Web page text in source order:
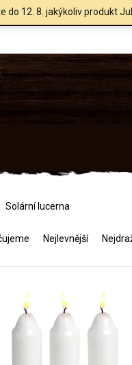
12. 8. jakýkoliv produkt
Solární lucerna
Nejlevnější